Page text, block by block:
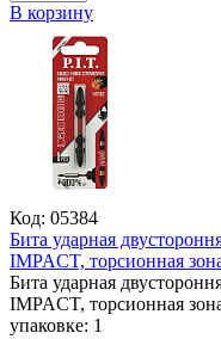
В корзину
Код: 05384
Бита ударная
IMPACT, торсионная
Бита ударная
IMPACT, торсионная
упаковке: 1